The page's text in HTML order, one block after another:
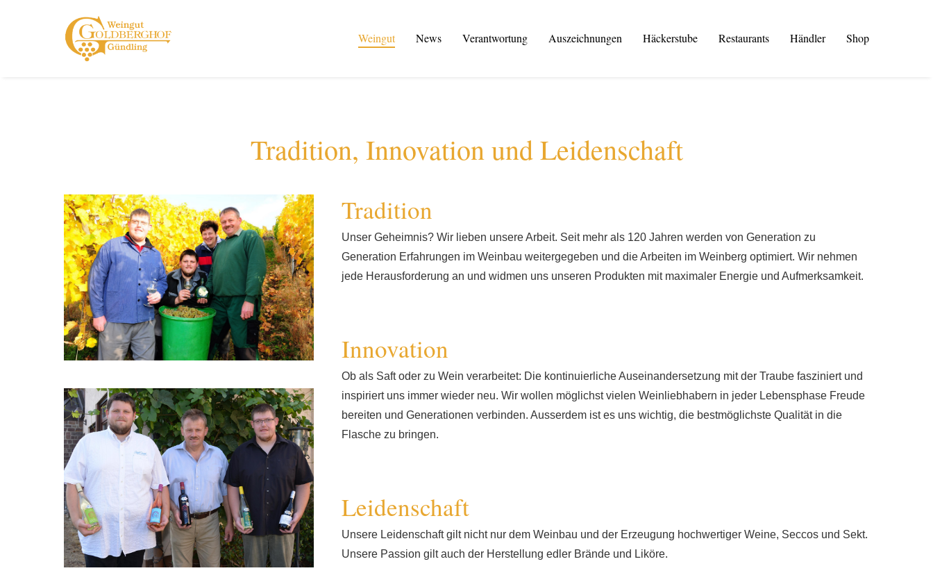
Weingut News Verantwortung Auszeichnungen Häckerstube Restaurants Händler Shop
Tradition, Innovation und Leidenschaft
Tradition
Unser Geheimnis? Wir lieben unsere Arbeit. Seit mehr als 120 Jahren werden von Generation zu
Generation Erfahrungen im Weinbau weitergegeben und die Arbeiten im Weinberg optimiert. Wir nehmen
jede Herausforderung an und widmen uns unseren Produkten mit maximaler Energie und Aufmerksamkeit.
Innovation
Ob als Saft oder zu Wein verarbeitet: Die kontinuierliche Auseinandersetzung mit der Traube fasziniert und
inspiriert uns immer wieder neu. Wir wollen möglichst vielen Weinliebhabern in jeder Lebensphase Freude
bereiten und Generationen verbinden. Ausserdem ist es uns wichtig, die bestmöglichste Qualität in die
Flasche zu bringen.
Leidenschaft
Unsere Leidenschaft gilt nicht nur dem Weinbau und der Erzeugung hochwertiger Weine, Seccos und Sekt.
Unsere Passion gilt auch der Herstellung edler Brände und Liköre.